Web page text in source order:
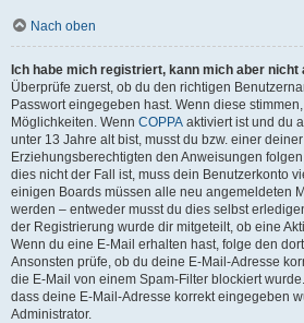
Nach oben
Ich habe mich registriert, kann mich aber nicht
Überprüfe zuerst, ob du den richtigen
Passwort eingegeben hast. Wenn diese
Möglichkeiten. Wenn COPPA aktiviert ist und du
unter 13 Jahre alt bist, musst du bzw. einer
Erziehungsberechtigten den Anweisungen
dies nicht der Fall ist, muss dein Benutzerkonto
einigen Boards müssen alle neu angemeldeten
werden – entweder musst du dies selbst
der Registrierung wurde dir mitgeteilt, ob eine
Wenn du eine E-Mail erhalten hast, folge den
Ansonsten prüfe, ob du deine E-Mail-Adresse
die E-Mail von einem Spam-Filter blockiert
dass deine E-Mail-Adresse korrekt eingegeben
Administrator.